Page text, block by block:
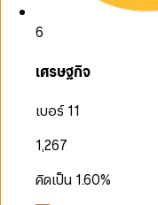
6
เศรษฐกิจ
เบอร์ 11
1,267
คิดเป็น 1.60%